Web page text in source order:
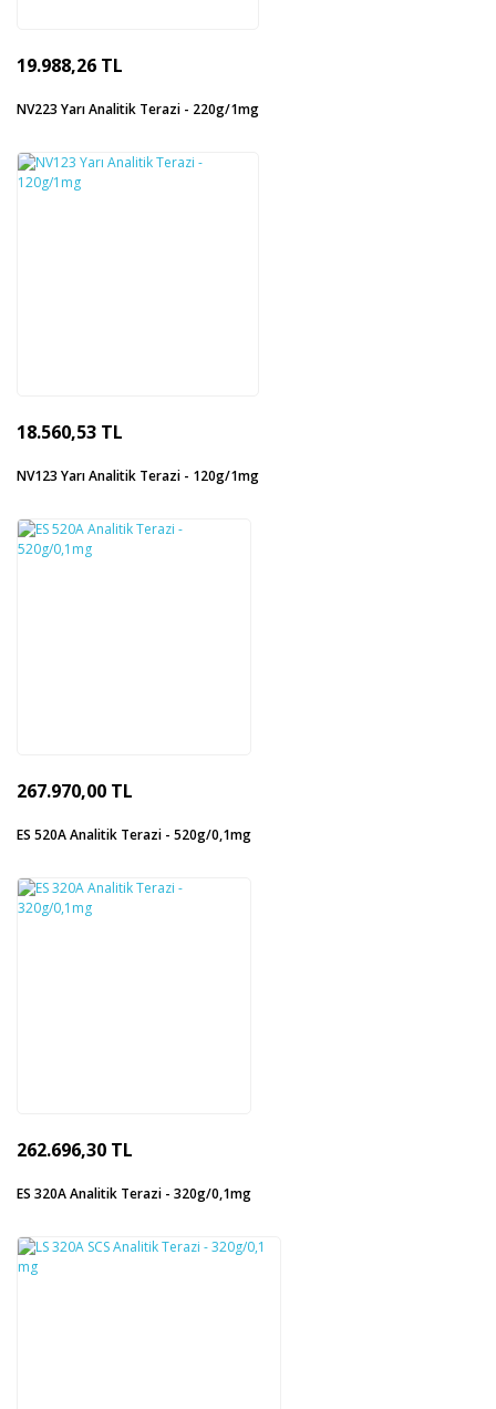
19.988,26 TL
NV223 Yarı Analitik Terazi - 220g/1mg
18.560,53 TL
NV123 Yarı Analitik Terazi - 120g/1mg
267.970,00 TL
ES 520A Analitik Terazi - 520g/0,1mg
262.696,30 TL
ES 320A Analitik Terazi - 320g/0,1mg